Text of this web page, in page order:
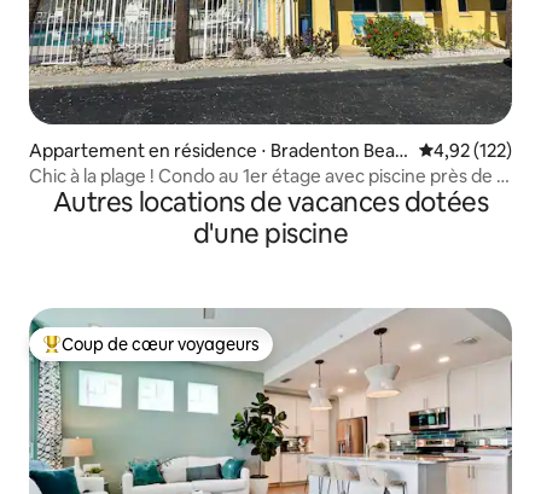
Appartement en résidence ⋅ Bradenton Beac
h
Évaluation
4,92 (122)
Chic à la plage ! Condo au 1er étage avec piscine près de la
plage
Autres locations de vacances dotées
d'une piscine
Coups de cœur voyageurs les plus appréciés
Coup de cœur voyageurs